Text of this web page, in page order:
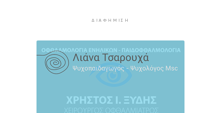
Αγρότες: Η νέα αίτηση ενίσχυσης 2026 στο
myAGRO, οι αλλαγές και οι προθεσμίες
11 ώρες 45 λεπτά πρίν
ΔΙΑΦΉΜΙΣΗ